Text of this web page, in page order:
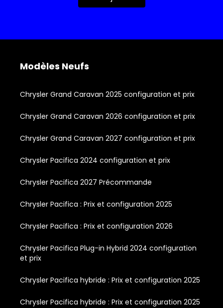
Modèles Neufs
Chrysler Grand Caravan 2025 configuration et prix
Chrysler Grand Caravan 2026 configuration et prix
Chrysler Grand Caravan 2027 configuration et prix
Chrysler Pacifica 2024 configuration et prix
Chrysler Pacifica 2027 Précommande
Chrysler Pacifica : Prix et configuration 2025
Chrysler Pacifica : Prix et configuration 2026
Chrysler Pacifica Plug-in Hybrid 2024 configuration
et prix
Chrysler Pacifica hybride : Prix et configuration 2025
Chrysler Pacifica hybride : Prix et configuration 2025